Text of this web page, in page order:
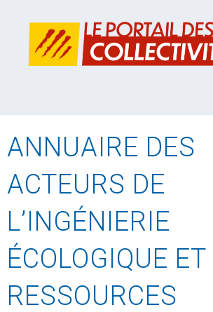
ANNUAIRE DES
ACTEURS DE
L’INGÉNIERIE
ÉCOLOGIQUE ET
RESSOURCES